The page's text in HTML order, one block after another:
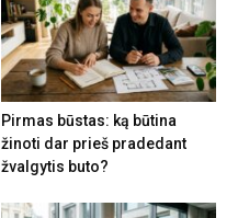
Pirmas būstas: ką būtina
žinoti dar prieš pradedant
žvalgytis buto?